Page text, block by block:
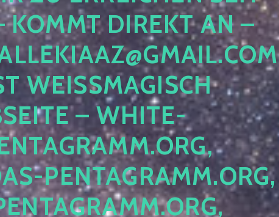
DIREKT AN –
G
– WHITE-P
S
PENTAGRAMM.ORG, P
L